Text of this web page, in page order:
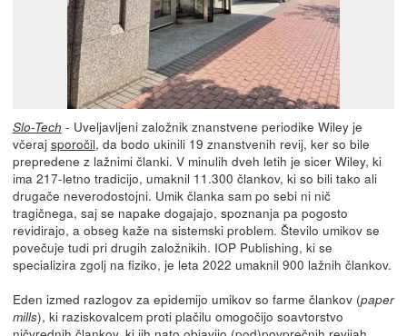
Slo-Tech - Uveljavljeni založnik znanstvene periodike Wiley je
včeraj sporočil, da bodo ukinili 19 znanstvenih revij, ker so bile
prepredene z lažnimi članki. V minulih dveh letih je sicer Wiley, ki
ima 217-letno tradicijo, umaknil 11.300 člankov, ki so bili tako ali
drugače neverodostojni. Umik članka sam po sebi ni nič
tragičnega, saj se napake dogajajo, spoznanja pa pogosto
revidirajo, a obseg kaže na sistemski problem. Število umikov se
povečuje tudi pri drugih založnikih. IOP Publishing, ki se
specializira zgolj na fiziko, je leta 2022 umaknil 900 lažnih člankov.
Eden izmed razlogov za epidemijo umikov so farme člankov (paper
mills), ki raziskovalcem proti plačilu omogočijo soavtorstvo